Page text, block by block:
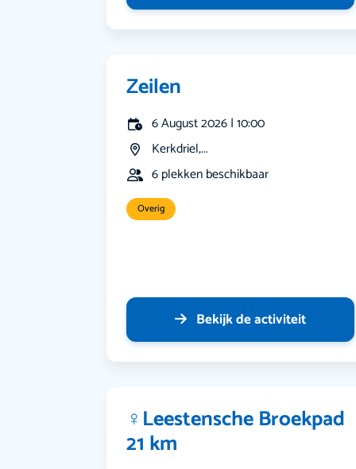
Zeilen
6 August 2026 | 10:00
Kerkdriel,...
6 plekken beschikbaar
Overig
Bekijk de activiteit
‍♀️Leestensche Broekpad
21 km